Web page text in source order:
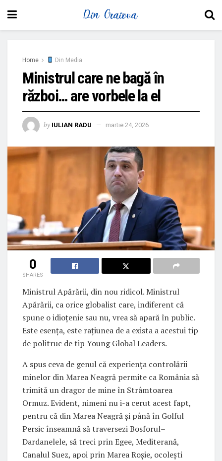
Home Din Media
Ministrul care ne bagă în
război… are vorbele la el
by IULIAN RADU martie 24, 2026
0
SHARES
Ministrul Apărării, din nou ridicol. Ministrul
Apărării, ca orice globalist care, indiferent că
spune o idioțenie sau nu, vrea să apară în public.
Este esența, este rațiunea de a exista a acestui tip
de politruc de tip Young Global Leaders.
A spus ceva de genul că experiența controlării
minelor din Marea Neagră permite ca România să
trimită un dragor de mine în Strâmtoarea
Ormuz. Evident, nimeni nu i-a cerut acest fapt,
pentru că din Marea Neagră și până în Golful
Persic înseamnă să traversezi Bosforul–
Dardanelele, să treci prin Egee, Mediterană,
Canalul Suez, apoi prin Marea Roșie, ocolești